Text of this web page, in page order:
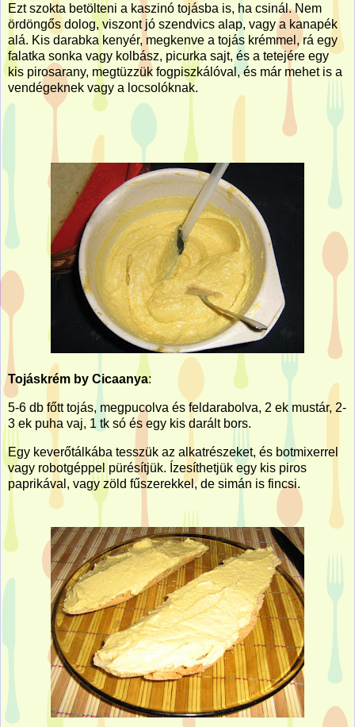
Ezt szokta betölteni a kaszinó tojásba is, ha csinál. Nem
ördöngős dolog, viszont jó szendvics alap, vagy a kanapék
alá. Kis darabka kenyér, megkenve a tojás krémmel, rá egy
falatka sonka vagy kolbász, picurka sajt, és a tetejére egy
kis pirosarany, megtüzzük fogpiszkálóval, és már mehet is a
vendégeknek vagy a locsolóknak.
Tojáskrém by Cicaanya:
5-6 db főtt tojás, megpucolva és feldarabolva, 2 ek mustár, 2-
3 ek puha vaj, 1 tk só és egy kis darált bors.
Egy keverőtálkába tesszük az alkatrészeket, és botmixerrel
vagy robotgéppel pürésítjük. Ízesíthetjük egy kis piros
paprikával, vagy zöld fűszerekkel, de simán is fincsi.